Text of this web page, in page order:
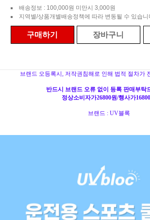
배송정보 : 100,000원 미만시 3,000원
지역별/상품개별배송정책에 따라 변동될 수 있습니
구매하기 장바구니
브랜드 오등록시, 저작권침해로 인해 법적 절차가
반드시 브랜드 오류 없이 등록 판매부탁
정상소비자가26800원/행사가
브랜드 : UV블록